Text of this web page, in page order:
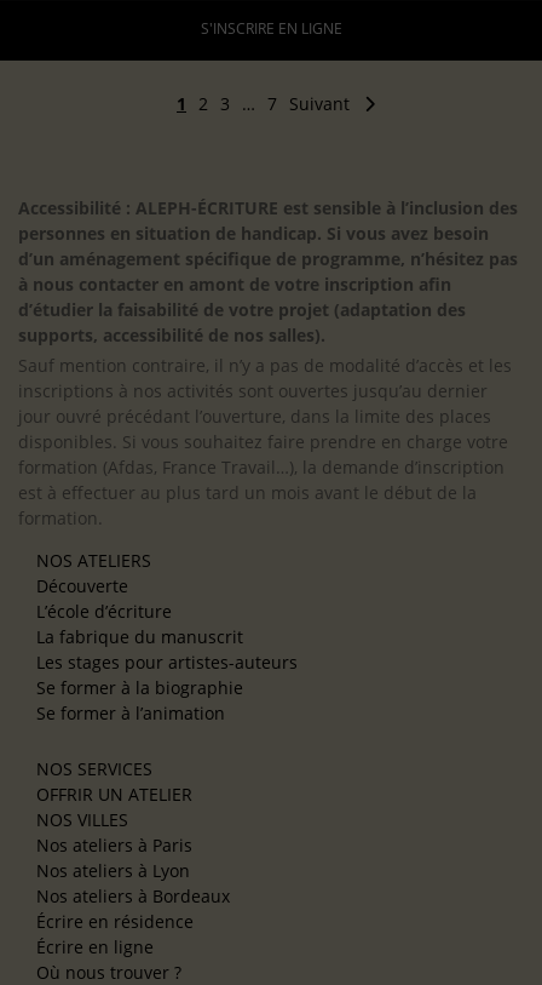
S'INSCRIRE EN LIGNE
1 2 3 … 7 Suivant
Accessibilité : ALEPH-ÉCRITURE est sensible à l’inclusion des
personnes en situation de handicap. Si vous avez besoin
d’un aménagement spécifique de programme, n’hésitez pas
à nous contacter en amont de votre inscription afin
d’étudier la faisabilité de votre projet (adaptation des
supports, accessibilité de nos salles).
Sauf mention contraire, il n’y a pas de modalité d’accès et les
inscriptions à nos activités sont ouvertes jusqu’au dernier
jour ouvré précédant l’ouverture, dans la limite des places
disponibles. Si vous souhaitez faire prendre en charge votre
formation (Afdas, France Travail…), la demande d’inscription
est à effectuer au plus tard un mois avant le début de la
formation.
NOS ATELIERS
Découverte
L’école d’écriture
La fabrique du manuscrit
Les stages pour artistes-auteurs
Se former à la biographie
Se former à l’animation
NOS SERVICES
OFFRIR UN ATELIER
NOS VILLES
Nos ateliers à Paris
Nos ateliers à Lyon
Nos ateliers à Bordeaux
Écrire en résidence
Écrire en ligne
Où nous trouver ?